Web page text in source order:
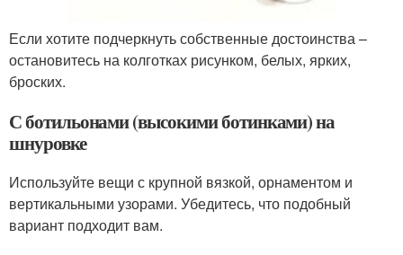
Если хотите подчеркнуть собственные достоинства –
остановитесь на колготках рисунком, белых, ярких,
броских.
С ботильонами (высокими ботинками) на
шнуровке
Используйте вещи с крупной вязкой, орнаментом и
вертикальными узорами. Убедитесь, что подобный
вариант подходит вам.